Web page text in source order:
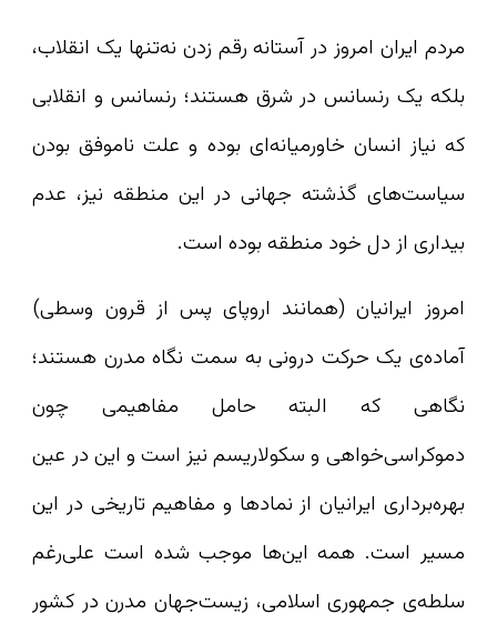
مردم ایران امروز در آستانه رقم زدن نه‌تنها یک انقلاب،
بلکه یک رنسانس در شرق هستند؛ رنسانس و انقلابی
که نیاز انسان خاورمیانه‌ای بوده و علت ناموفق بودن
سیاست‌های گذشته جهانی در این منطقه نیز، عدم
بیداری از دل خود منطقه بوده است.
امروز ایرانیان (همانند اروپای پس از قرون وسطی)
آماده‌ی یک حرکت درونی به سمت نگاه مدرن هستند؛
نگاهی که البته حامل مفاهیمی چون
دموکراسی‌خواهی و سکولاریسم نیز است و این در عین
بهره‌برداری ایرانیان از نمادها و مفاهیم تاریخی در این
مسیر است. همه این‌ها موجب شده است علی‌رغم
سلطه‌ی جمهوری اسلامی، زیست‌جهان مدرن در کشور